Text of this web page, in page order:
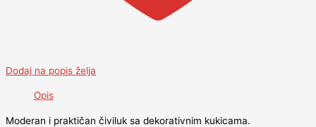
Dodaj na popis želja
Opis
Moderan i praktičan čiviluk sa dekorativnim kukicama.